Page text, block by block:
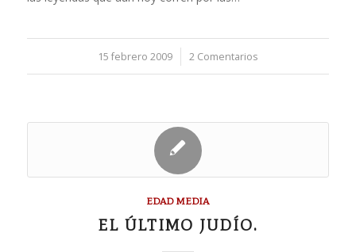
15 febrero 2009
/ 2 Comentarios
EDAD MEDIA
EL ÚLTIMO JUDÍO.